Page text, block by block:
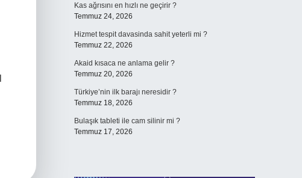
Kas ağrısını en hızlı ne geçirir ?
Temmuz 24, 2026
Hizmet tespit davasinda sahit yeterli mi ?
Temmuz 22, 2026
Akaid kısaca ne anlama gelir ?
Temmuz 20, 2026
Türkiye’nin ilk barajı neresidir ?
Temmuz 18, 2026
Bulaşık tableti ile cam silinir mi ?
Temmuz 17, 2026